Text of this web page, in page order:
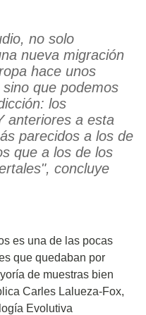
no solo
nueva migración
hace unos
que podemos
los
anteriores a esta
parecidos a los de
que a los de los
concluye
es una de las pocas
que quedaban por
de muestras bien
Carles Lalueza-Fox,
Evolutiva